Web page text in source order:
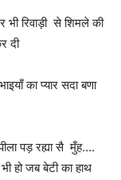
रिवाड़ी से शिमले की
दी
का प्यार सदा बणा
पड़ रह्या सै मुँह….
हो जब बेटी का हाथ